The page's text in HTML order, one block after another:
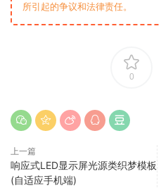
所引起的争议和法律责任。
0
上一篇
响应式LED显示屏光源类织梦模板
(自适应手机端)